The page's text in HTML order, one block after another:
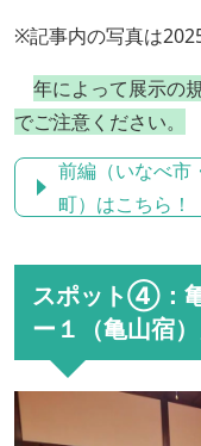
※記事内の写真は
年によって展示の
でご注意ください。
前編（いなべ市
町）はこちら！
スポット④：
ー１（亀山宿）